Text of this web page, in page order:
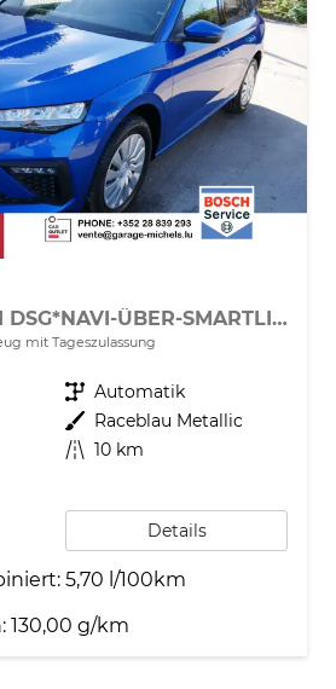
Selection 1.0 TSI DSG*NAVI-ÜBER-SMARTLINK*PDC-HI*LED*TEMPOMAT*SHZ*DAB*KLIMA
mit Tageszulassung
Getriebe Automatik
Außenfarbe Raceblau Metallic
Kilometerstand 10 km
Details
5,70 l/100km
130,00 g/km